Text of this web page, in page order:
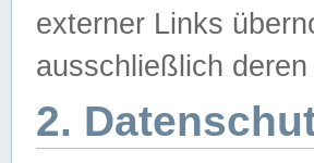
externer Links
ausschließlich
2.